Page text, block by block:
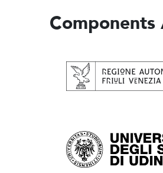
Components